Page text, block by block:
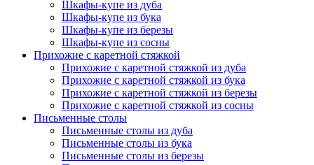
Шкафы-купе из дуба
Шкафы-купе из бука
Шкафы-купе из березы
Шкафы-купе из сосны
Прихожие с каретной стяжкой
Прихожие с каретной стяжкой из дуба
Прихожие с каретной стяжкой из бука
Прихожие с каретной стяжкой из березы
Прихожие с каретной стяжкой из сосны
Письменные столы
Письменные столы из дуба
Письменные столы из бука
Письменные столы из березы